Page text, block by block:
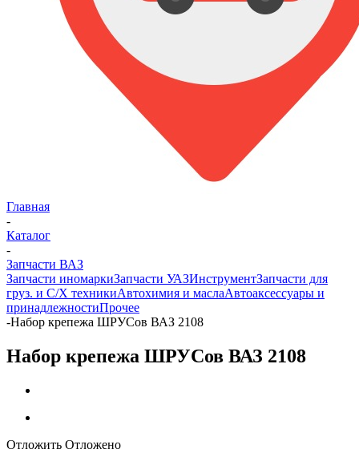
Главная
-
Каталог
-
Запчасти ВАЗ
Запчасти иномаркиЗапчасти УАЗИнструментЗапчасти для
груз. и С/Х техникиАвтохимия и маслаАвтоаксессуары и
принадлежностиПрочее
-Набор крепежа ШРУСов ВАЗ 2108
Набор крепежа ШРУСов ВАЗ 2108
Отложить Отложено